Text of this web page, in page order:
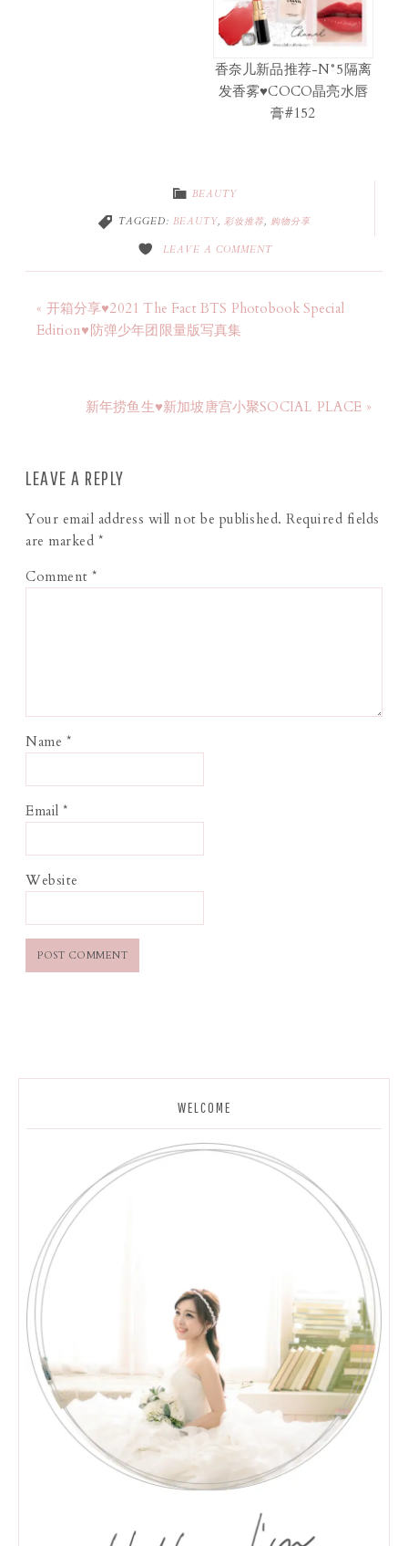
香奈儿新品推荐-N°5隔离
发香雾♥COCO晶亮水唇
膏#152
BEAUTY
TAGGED: BEAUTY, 彩妆推荐, 购物分享
LEAVE A COMMENT
« 开箱分享♥2021 The Fact BTS Photobook Special
Edition♥防弹少年团限量版写真集
新年捞鱼生♥新加坡唐宫小聚SOCIAL PLACE »
LEAVE A REPLY
Your email address will not be published. Required fields
are marked *
Comment*
Name *
Email*
Website
WELCOME